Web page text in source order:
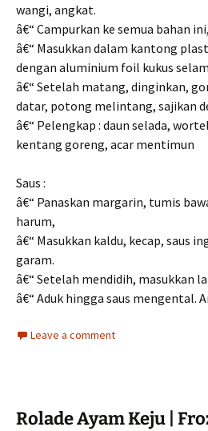
wangi, angkat.
â€“ Campurkan ke semua bahan
â€“ Masukkan dalam kantong
dengan aluminium foil kukus
â€“ Setelah matang, dinginkan,
datar, potong melintang, sajikan
â€“ Pelengkap : daun selada,
kentang goreng, acar mentimun
Saus :
â€“ Panaskan margarin, tumis
harum,
â€“ Masukkan kaldu, kecap, saus
garam.
â€“ Setelah mendidih, masukkan
â€“ Aduk hingga saus mengental.
Leave a comment
Rolade Ayam Keju |